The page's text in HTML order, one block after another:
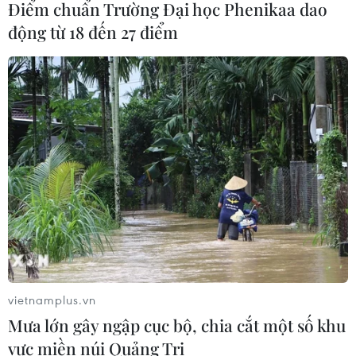
Xem thêm
CƠ QUAN CHỦ QUẢN: THÔNG TẤN XÃ VIỆT NAM
Tổng Biên tập: TRẦN TIẾN DUẨN
Phó Tổng Biên tập: NGUYỄN THỊ TÁM, KHÚC THANH
THỦY
Sở hữu trí tuệ
Quy định sử dụng
RSS
Ngôn ngữ
TTXVN
Điểm chuẩn Trường Đại học Phenikaa dao
động từ 18 đến 27 điểm
vietnamplus.vn
Mưa lớn gây ngập cục bộ, chia cắt một số khu
vực miền núi Quảng Trị